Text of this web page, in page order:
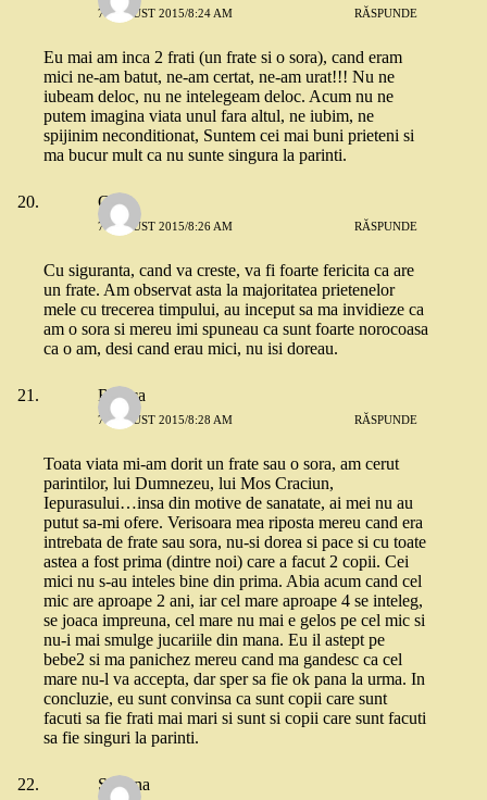
7 AUGUST 2015/8:24 AM RĂSPUNDE
Eu mai am inca 2 frati (un frate si o sora), cand eram
mici ne-am batut, ne-am certat, ne-am urat!!! Nu ne
iubeam deloc, nu ne intelegeam deloc. Acum nu ne
putem imagina viata unul fara altul, ne iubim, ne
spijinim neconditionat, Suntem cei mai buni prieteni si
ma bucur mult ca nu sunte singura la parinti.
Cris
7 AUGUST 2015/8:26 AM RĂSPUNDE
Cu siguranta, cand va creste, va fi foarte fericita ca are
un frate. Am observat asta la majoritatea prietenelor
mele cu trecerea timpului, au inceput sa ma invidieze ca
am o sora si mereu imi spuneau ca sunt foarte norocoasa
ca o am, desi cand erau mici, nu isi doreau.
Raluca
7 AUGUST 2015/8:28 AM RĂSPUNDE
Toata viata mi-am dorit un frate sau o sora, am cerut
parintilor, lui Dumnezeu, lui Mos Craciun,
Iepurasului…insa din motive de sanatate, ai mei nu au
putut sa-mi ofere. Verisoara mea riposta mereu cand era
intrebata de frate sau sora, nu-si dorea si pace si cu toate
astea a fost prima (dintre noi) care a facut 2 copii. Cei
mici nu s-au inteles bine din prima. Abia acum cand cel
mic are aproape 2 ani, iar cel mare aproape 4 se inteleg,
se joaca impreuna, cel mare nu mai e gelos pe cel mic si
nu-i mai smulge jucariile din mana. Eu il astept pe
bebe2 si ma panichez mereu cand ma gandesc ca cel
mare nu-l va accepta, dar sper sa fie ok pana la urma. In
concluzie, eu sunt convinsa ca sunt copii care sunt
facuti sa fie frati mai mari si sunt si copii care sunt facuti
sa fie singuri la parinti.
Simona